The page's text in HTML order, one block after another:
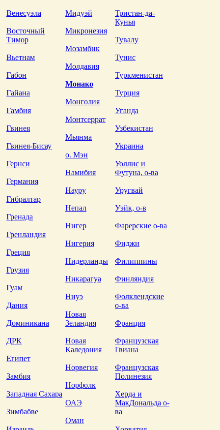
Венесуэла
Восточный
Тимор
Вьетнам
Габон
Гайана
Гамбия
Гвинея
Гвинея-Бисау
Гернси
Германия
Гибралтар
Гренада
Гренландия
Греция
Грузия
Гуам
Дания
Доминикана
ДРК
Египет
Замбия
Западная Сахара
Зимбабве
Мидуэй
Микронезия
Мозамбик
Молдавия
Монако
Монголия
Монтсеррат
Мьянма
о. Мэн
Намибия
Науру
Непал
Нигер
Нигерия
Нидерланды
Никарагуа
Ниуэ
Новая
Зеландия
Новая
Каледония
Норвегия
Норфолк
ОАЭ
Оман
Тристан-да-
Кунья
Тувалу
Тунис
Туркменистан
Турция
Уганда
Узбекистан
Украина
Уоллис и
Футуна, о-ва
Уругвай
Уэйк, о-в
Фарерские о-ва
Фиджи
Филиппины
Финляндия
Фолклендские
о-ва
Франция
Французская
Гвиана
Французская
Полинезия
Херда и
МакДональда о-
ва